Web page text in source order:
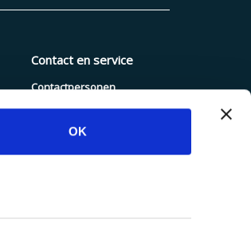
OK
Contact en service
Contactpersonen
Schade melden
Blogs en nieuws
Dienstenwijzer